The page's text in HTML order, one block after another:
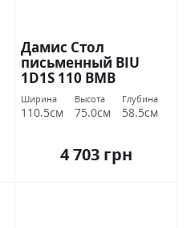
Дамис Стол
письменный BIU
1D1S 110 ВМВ
Холдинг
Ширина
110.5см
Высота
75.0см
Глубина
58.5см
4 703 грн